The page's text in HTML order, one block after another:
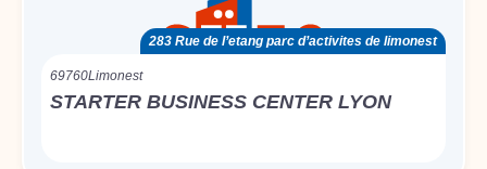
283 Rue de l’etang parc d’activites de limonest
69760Limonest
STARTER BUSINESS CENTER LYON